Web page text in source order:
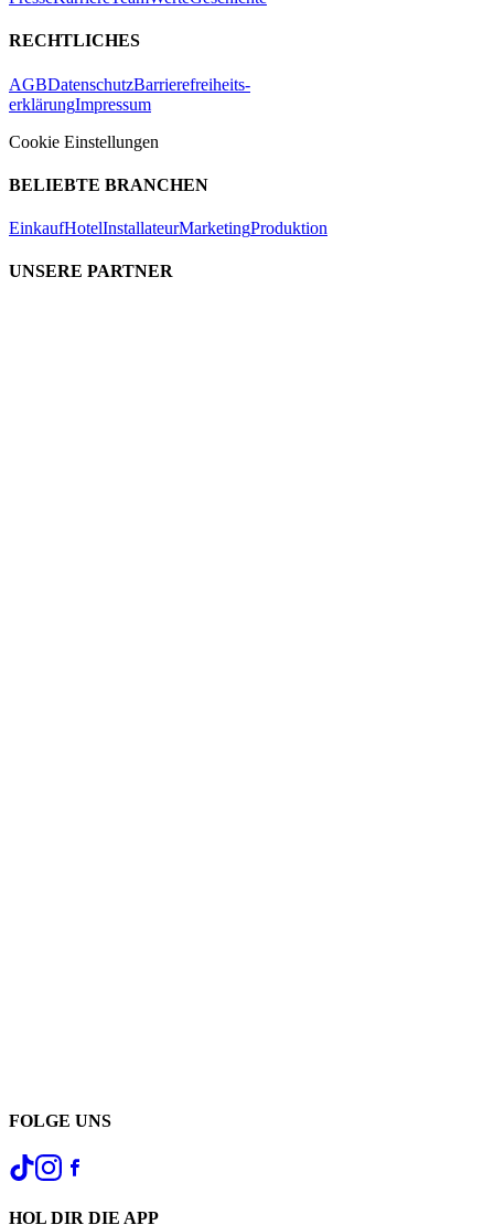
RECHTLICHES
AGBDatenschutzBarrierefreiheits-
erklärungImpressum
Cookie Einstellungen
BELIEBTE BRANCHEN
EinkaufHotelInstallateurMarketingProduktion
UNSERE PARTNER
FOLGE UNS
HOL DIR DIE APP